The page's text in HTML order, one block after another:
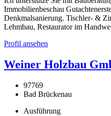
Immobilienbeschau
Denkmalsanierung. Tischler- &
Lehmbau, Restaurator im
Profil ansehen
Weiner Holzbau
97769
Bad Brückenau
Ausführung